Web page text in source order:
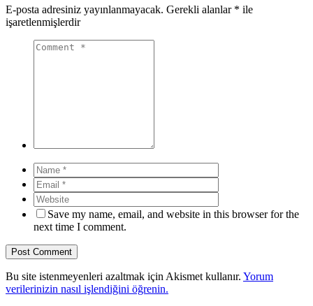
E-posta adresiniz yayınlanmayacak. Gerekli alanlar * ile
işaretlenmişlerdir
Save my name, email, and website in this browser for the
next time I comment.
Bu site istenmeyenleri azaltmak için Akismet kullanır. Yorum
verilerinizin nasıl işlendiğini öğrenin.